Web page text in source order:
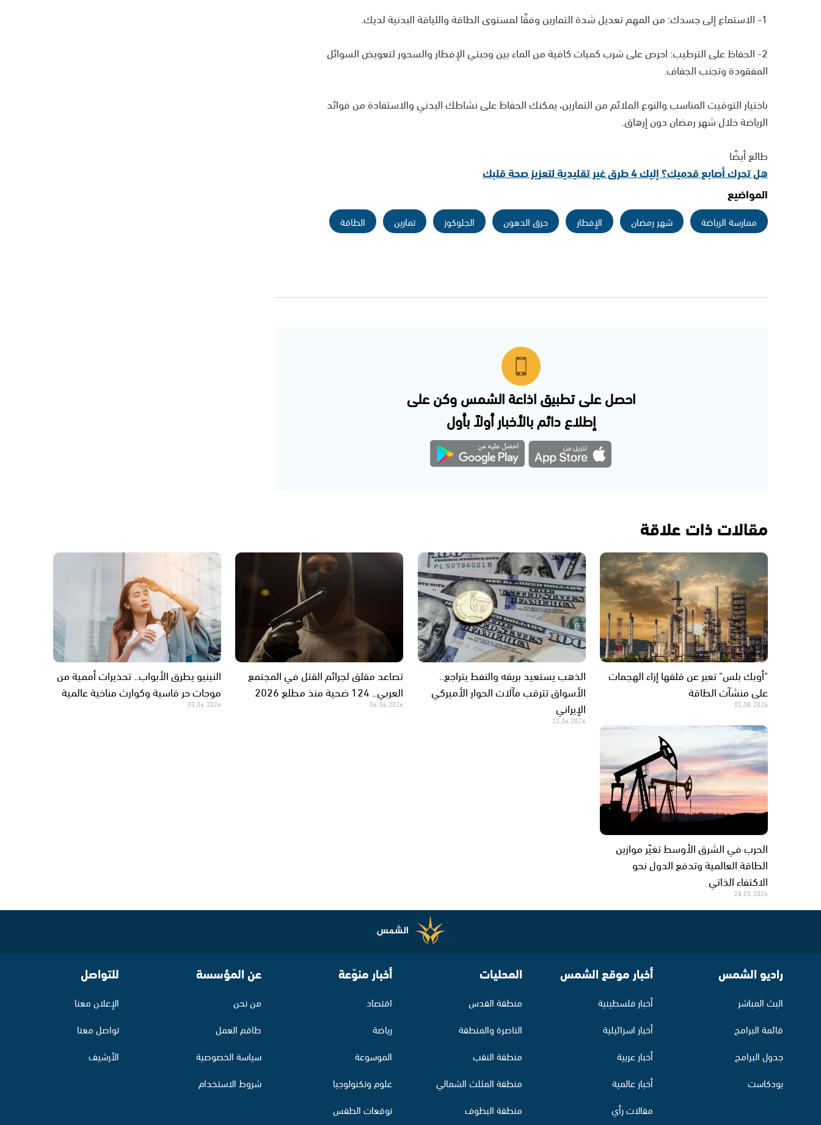
1- الاستماع إلى جسدك: من المهم تعديل شدة التمارين وفقًا لمستوى الطاقة واللياقة البدنية لديك.
2- الحفاظ على الترطيب: احرص على شرب كميات كافية من الماء بين وجبتي الإفطار والسحور لتعويض السوائل
المفقودة وتجنب الجفاف.
باختيار التوقيت المناسب والنوع الملائم من التمارين، يمكنك الحفاظ على نشاطك البدني والاستفادة من فوائد
الرياضة خلال شهر رمضان دون إرهاق.
طالع أيضًا
هل تحرك أصابع قدميك؟ إليك 4 طرق غير تقليدية لتعزيز صحة قلبك
المواضيع
ممارسة الرياضة شهر رمضان الإفطار حرق الدهون الجلوكوز تمارين الطاقة
احصل على تطبيق اذاعة الشمس وكن على
إطلاع دائم بالأخبار أولاً بأول
مقالات ذات علاقة
"أوبك بلس" تعبر عن قلقها إزاء الهجمات
على منشآت الطاقة
02.08.2026
الذهب يستعيد بريقه والنفط يتراجع..
الأسواق تترقب مآلات الحوار الأميركي
الإيراني
22.06.2026
تصاعد مقلق لجرائم القتل في المجتمع
العربي.. 124 ضحية منذ مطلع 2026
06.06.2026
النينيو يطرق الأبواب.. تحذيرات أممية من
موجات حر قاسية وكوارث مناخية عالمية
03.06.2026
الحرب في الشرق الأوسط تغيّر موازين
الطاقة العالمية وتدفع الدول نحو
الاكتفاء الذاتي
28.05.2026
راديو الشمس
البث المباشر
قائمة البرامج
جدول البرامج
بودكاست
أخبار موقع الشمس
أخبار فلسطينية
أخبار اسرائيلية
أخبار عربية
أخبار عالمية
مقالات رأي
المحليات
منطقة القدس
الناصرة والمنطقة
منطقة النقب
منطقة المثلث الشمالي
منطقة البطوف
أخبار منوّعة
اقتصاد
رياضة
الموسوعة
علوم وتكنولوجيا
توقعات الطقس
عن المؤسسة
من نحن
طاقم العمل
سياسة الخصوصية
شروط الاستخدام
للتواصل
الإعلان معنا
تواصل معنا
الأرشيف